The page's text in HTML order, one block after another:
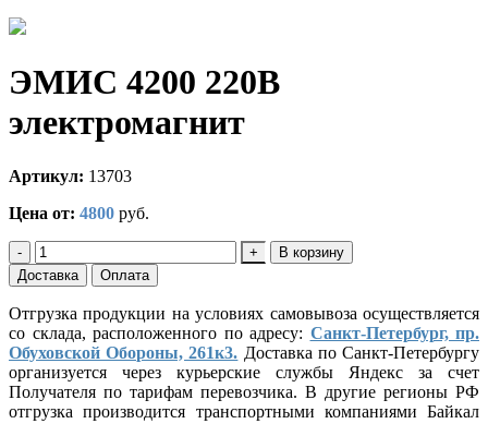
ЭМИС 4200 220В
электромагнит
Артикул: 13703
Цена от: 4800 руб.
- +
В корзину
Доставка
Оплата
Отгрузка продукции на условиях самовывоза осуществляется
со склада, расположенного по адресу: Санкт-Петербург, пр.
Обуховской Обороны, 261к3. Доставка по Санкт-Петербургу
организуется через курьерские службы Яндекс за счет
Получателя по тарифам перевозчика. В другие регионы РФ
отгрузка производится транспортными компаниями Байкал